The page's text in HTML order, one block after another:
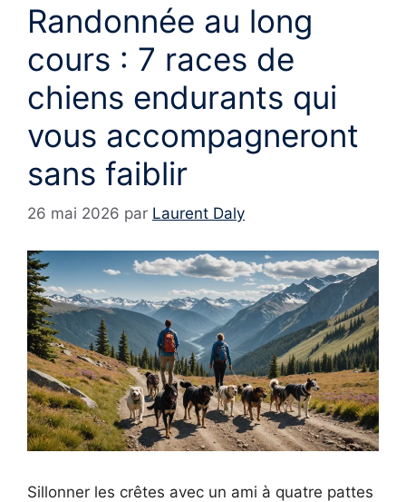
Randonnée au long
cours : 7 races de
chiens endurants qui
vous accompagneront
sans faiblir
26 mai 2026 par Laurent Daly
Sillonner les crêtes avec un ami à quatre pattes